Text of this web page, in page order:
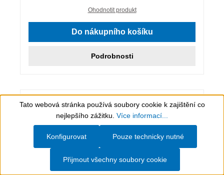
Ohodnotit produkt
Do nákupního košíku
Podrobnosti
Show toolbar
Tato webová stránka používá soubory cookie k zajištění co
nejlepšího zážitku. Více informací...
Pouze technicky nutné
Konfigurovat
Přijmout všechny soubory cookie